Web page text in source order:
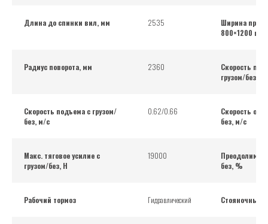
Длина до спинки вил, мм 2535
Ширина
800×1200
Радиус поворота, мм 2360
Скорость
грузом/без,
Скорость подъема с грузом/
без, м/с
0.62/0.66
Скорость
без, м/с
Макс. тяговое усилие с
грузом/без, Н
19000
Преодолимый
без, %
Рабочий тормоз Гидравлический Стояночный